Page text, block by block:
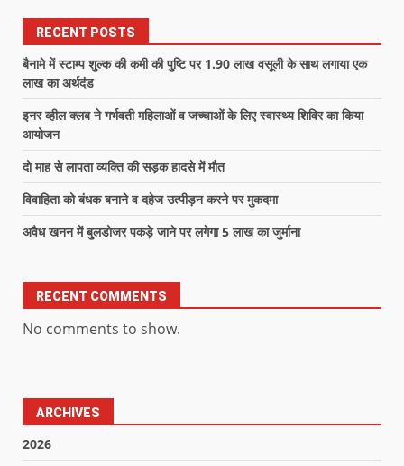
RECENT POSTS
बैनामे में स्टाम्प शुल्क की कमी की पुष्टि पर 1.90 लाख वसूली के साथ लगाया एक
लाख का अर्थदंड
इनर व्हील क्लब ने गर्भवती महिलाओं व जच्चाओं के लिए स्वास्थ्य शिविर का किया
आयोजन
दो माह से लापता व्यक्ति की सड़क हादसे में मौत
विवाहिता को बंधक बनाने व दहेज उत्पीड़न करने पर मुकदमा
अवैध खनन में बुलडोजर पकड़े जाने पर लगेगा 5 लाख का जुर्माना
RECENT COMMENTS
No comments to show.
ARCHIVES
2026